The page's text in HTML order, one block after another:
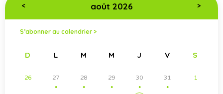
< août 2026 >
S’abonner au calendrier >
D L M M J V S
26 27
●
28
●
29
●
30
●
31
●
1